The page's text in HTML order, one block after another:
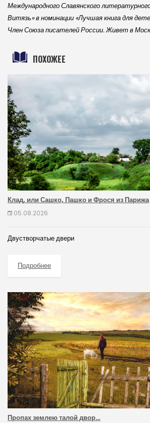
Международного Славянского
Витязь» в номинации «Лучшая книга для
Член Союза писателей России. Живет в
ПОХОЖЕЕ
Клад, или Сашко, Пашко и Фрося из Парижа
05.08.2026
Двустворчатые двери
Подробнее
Пропах землею талой двор…